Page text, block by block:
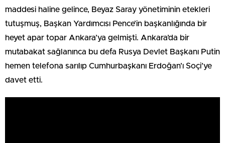
maddesi haline gelince, Beyaz Saray yönetiminin etekleri
tutuşmuş, Başkan Yardımcısı Pence’in başkanlığında bir
heyet apar topar Ankara’ya gelmişti. Ankara’da bir
mutabakat sağlanınca bu defa Rusya Devlet Başkanı Putin
hemen telefona sarılıp Cumhurbaşkanı Erdoğan’ı Soçi’ye
davet etti.